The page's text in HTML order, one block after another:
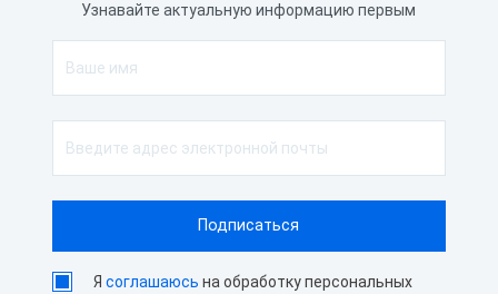
Узнавайте актуальную информацию первым
Ясоглашаюсь на обработку персональных